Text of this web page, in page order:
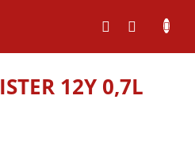
12Y 0,7L